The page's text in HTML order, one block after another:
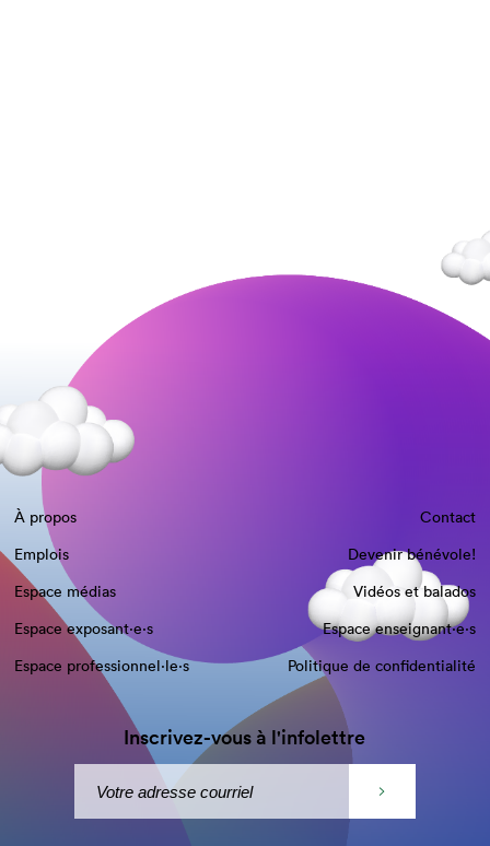
À propos
Contact
Emplois
Devenir bénévole!
Espace médias
Vidéos et balados
Espace exposant·e⋅s
Espace enseignant·e⋅s
Espace professionnel·le⋅s
Politique de confidentialité
Inscrivez-vous à l'infolettre